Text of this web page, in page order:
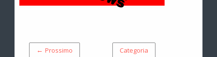
← Prossimo Categoria